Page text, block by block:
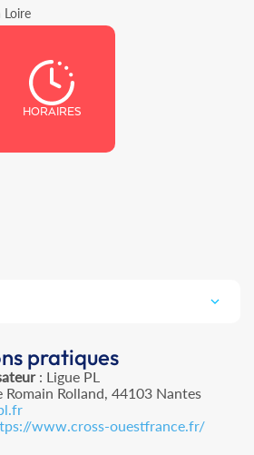
Loire
HORAIRES
pratiques
: Ligue PL
Romain Rolland, 44103 Nantes
www.cross-ouestfrance.fr/